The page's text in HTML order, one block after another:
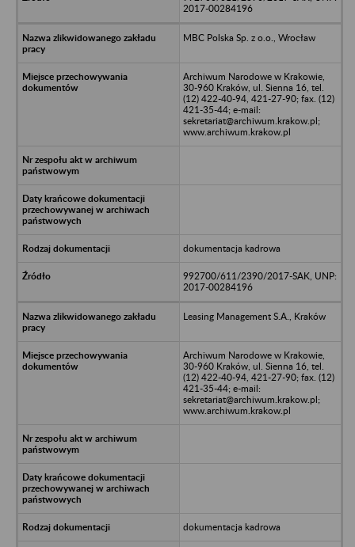
2017-00284196
MBC Polska Sp. z o.o., Wrocław
Archiwum Narodowe w Krakowie,
30-960 Kraków, ul. Sienna 16, tel.
(12) 422-40-94, 421-27-90; fax. (12)
421-35-44; e-mail:
sekretariat@archiwum.krakow.pl;
www.archiwum.krakow.pl
dokumentacja kadrowa
992700/611/2390/2017-SAK, UNP:
2017-00284196
Leasing Management S.A., Kraków
Archiwum Narodowe w Krakowie,
30-960 Kraków, ul. Sienna 16, tel.
(12) 422-40-94, 421-27-90; fax. (12)
421-35-44; e-mail:
sekretariat@archiwum.krakow.pl;
www.archiwum.krakow.pl
dokumentacja kadrowa